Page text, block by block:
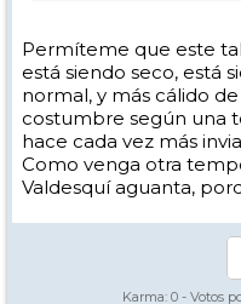
Permíteme que este
está siendo seco, está
normal, y más cálido
costumbre según una
hace cada vez más
Como venga otra
Valdesquí aguanta,
Karma: 0 - Votos